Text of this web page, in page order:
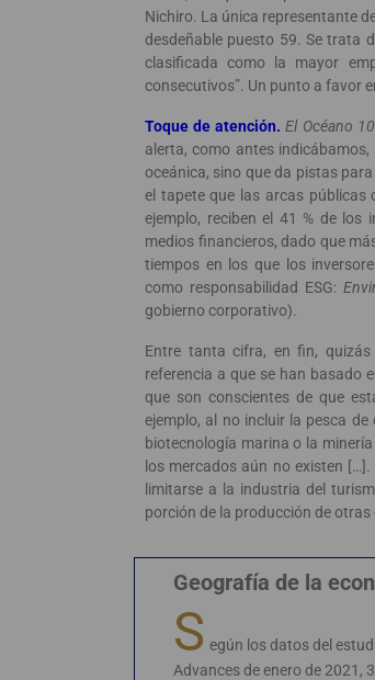
Nichiro. La única representante
desdeñable puesto 59. Se trata
clasificada como la mayor
consecutivos”. Un punto a favor
Toque de atención. El Océano
alerta, como antes
oceánica, sino que da pistas
el tapete que las arcas públicas
ejemplo, reciben el 41 % de los
medios financieros, dado que
tiempos en los que los
como responsabilidad ESG:
gobierno corporativo).
Entre tanta cifra, en fin,
referencia a que se han basado
que son conscientes de que
ejemplo, al no incluir la pesca
biotecnología marina o la
los mercados aún no existen
limitarse a la industria del
porción de la producción de
Geografía de la
S egún los datos del
Advances de enero de 2021,